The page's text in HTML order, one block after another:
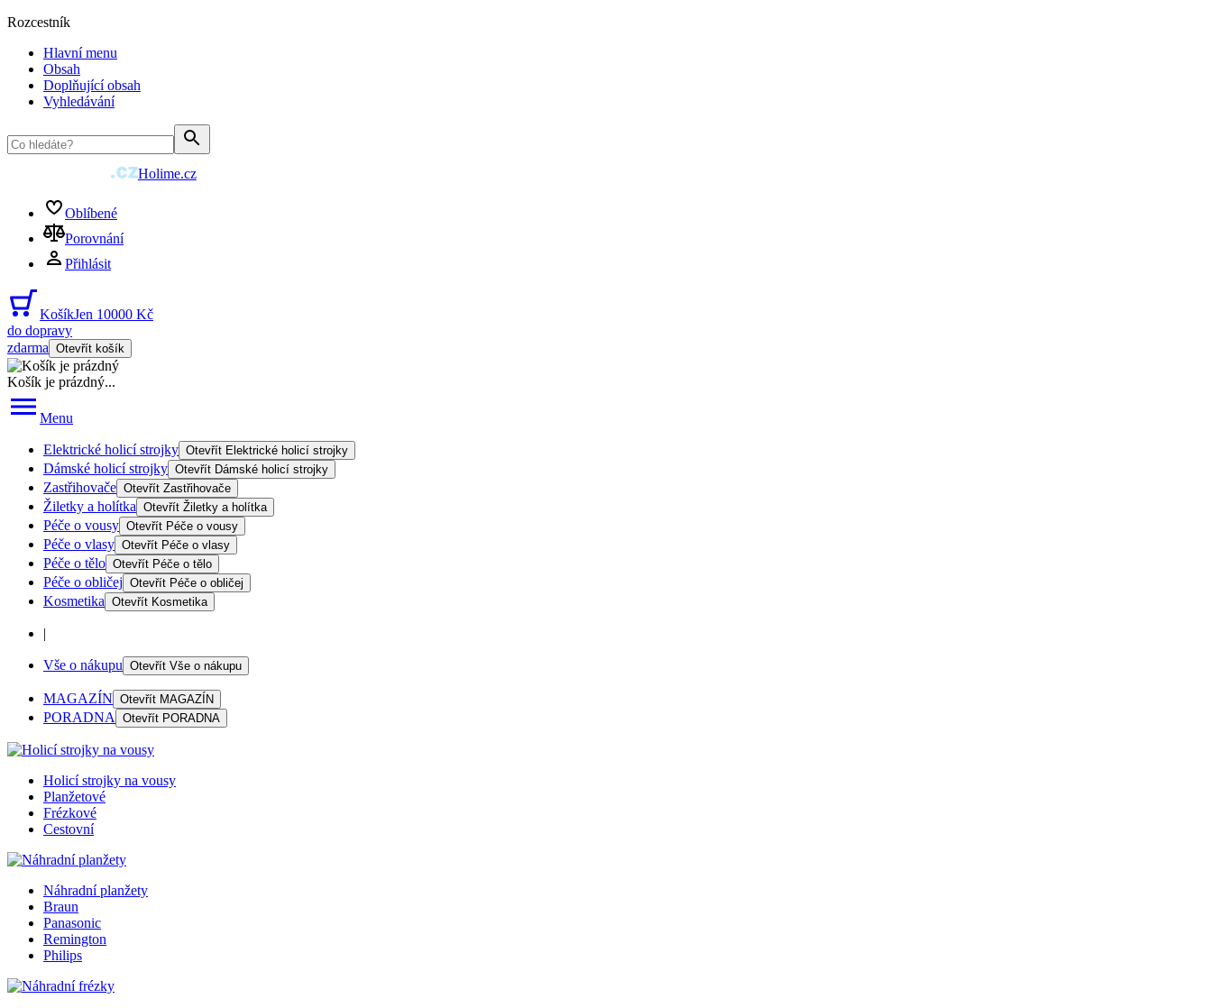
Rozcestník
Hlavní menu
Obsah
Doplňující obsah
Vyhledávání
Holime.cz
Oblíbené
Porovnání
Přihlásit
KošíkJen 10000 Kč
do dopravy
zdarma Otevřít košík
Košík je prázdný...
Menu
Elektrické holicí strojky Otevřít Elektrické holicí strojky
Dámské holicí strojky Otevřít Dámské holicí strojky
Zastřihovače Otevřít Zastřihovače
Žiletky a holítka Otevřít Žiletky a holítka
Péče o vousy Otevřít Péče o vousy
Péče o vlasy Otevřít Péče o vlasy
Péče o tělo Otevřít Péče o tělo
Péče o obličej Otevřít Péče o obličej
Kosmetika Otevřít Kosmetika
|
Vše o nákupu Otevřít Vše o nákupu
MAGAZÍN Otevřít MAGAZÍN
PORADNA Otevřít PORADNA
Holicí strojky na vousy
Planžetové
Frézkové
Cestovní
Náhradní planžety
Braun
Panasonic
Remington
Philips